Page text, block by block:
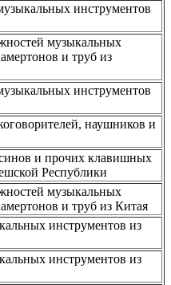
инструментов
музыкальных
и труб из
инструментов
наушников и
и прочих клавишных
Республики
музыкальных
и труб из Китая
инструментов из
инструментов из